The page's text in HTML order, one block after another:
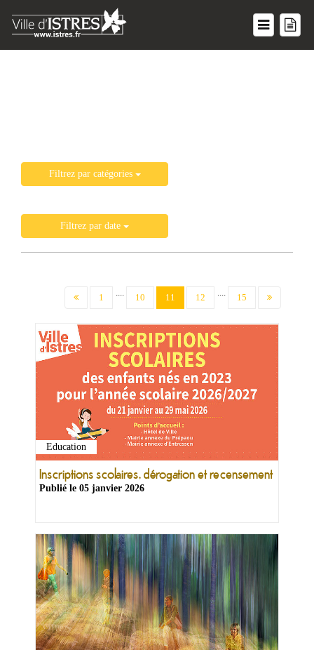
Ma
mairie
Ma
ville
Culture
&
Filtrez par catégories
Filtrez par date
1 .... 10 11 (current)
12 .... 15
Education
Inscriptions scolaires, dérogation et recensement
Publié le 05 janvier 2026